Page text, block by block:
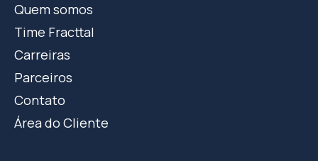
Quem somos
Time Fracttal
Carreiras
Parceiros
Contato
Área do Cliente